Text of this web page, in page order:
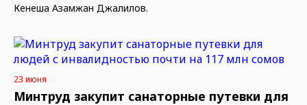
Кенеша Азамжан Джалилов.
23 июня
Минтруд закупит санаторные путевки для